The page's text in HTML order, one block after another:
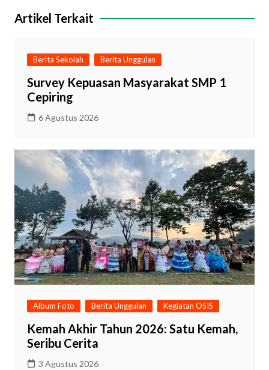
Artikel Terkait
Berita Sekolah Berita Unggulan
Survey Kepuasan Masyarakat SMP 1
Cepiring
6 Agustus 2026
Album Foto Berita Unggulan Kegiatan OSIS
Kemah Akhir Tahun 2026: Satu Kemah,
Seribu Cerita
3 Agustus 2026